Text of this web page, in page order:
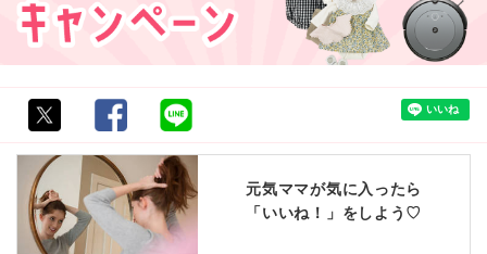
元気ママが気に入ったら
「いいね！」をしよう♡